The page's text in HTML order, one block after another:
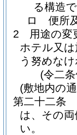
る構造
ロ
便所
2
用途の
ホテル又
う努めな
(令二
(敷地内の
第二十二条
は、その
い。